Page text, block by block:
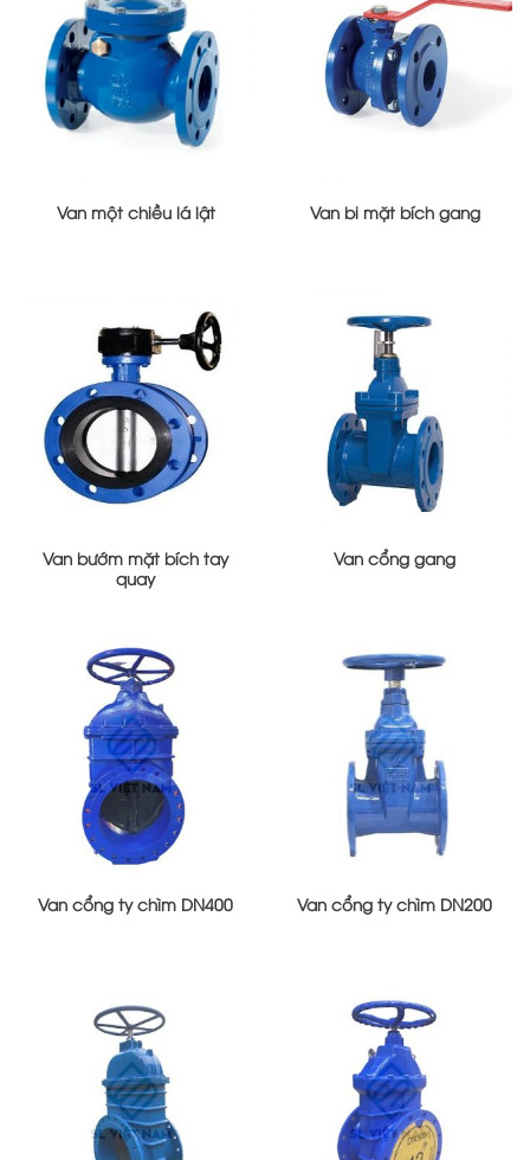
Van một chiều lá lật Van bi mặt bích gang
Van bướm mặt bích tay
quay
Van cổng gang
Van cổng ty chìm DN400 Van cổng ty chìm DN200